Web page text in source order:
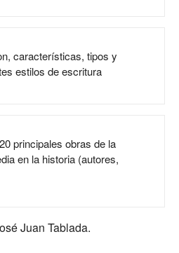
características, tipos y
estilos de escritura
principales obras de la
en la historia (autores,
Juan Tablada.